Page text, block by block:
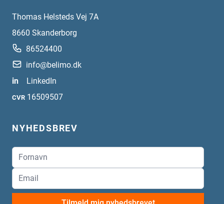
Thomas Helsteds Vej 7A
8660 Skanderborg
86524400
info@belimo.dk
in
LinkedIn
CVR 16509507
NYHEDSBREV